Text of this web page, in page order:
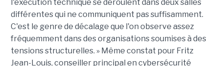
l'exécution technique se déroulent dans deux salles
différentes qui ne communiquent pas suffisamment.
C'est le genre de décalage que l'on observe assez
fréquemment dans des organisations soumises à des
tensions structurelles. » Même constat pour Fritz
Jean-Louis, conseiller principal en cybersécurité